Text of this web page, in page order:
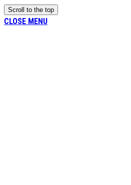
Scroll to the top
CLOSE MENU